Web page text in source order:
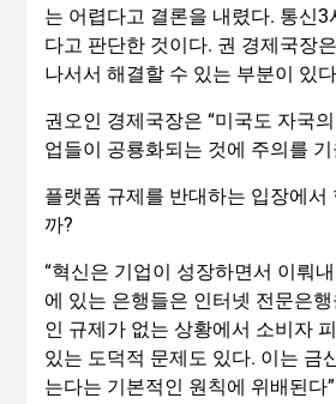
는 어렵다고 결론을 내렸다. 통신
다고 판단한 것이다. 권 경제국장
나서서 해결할 수 있는 부분이 있
권오인 경제국장은 “미국도 자국
업들이 공룡화되는 것에 주의를
플랫폼 규제를 반대하는 입장에서
까?
“혁신은 기업이 성장하면서 이뤄
에 있는 은행들은 인터넷 전문은
인 규제가 없는 상황에서 소비자
있는 도덕적 문제도 있다. 이는 금
는다는 기본적인 원칙에 위배된다”